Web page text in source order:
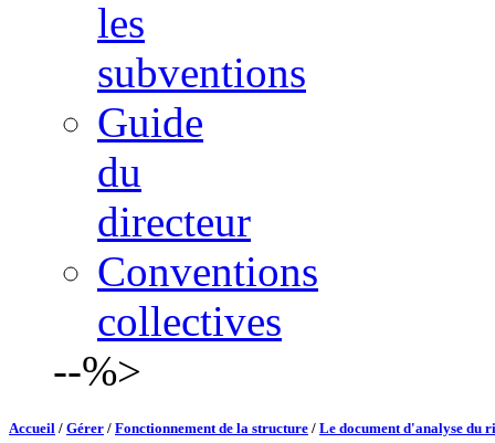
les
subventions
Guide
du
directeur
Conventions
collectives
--%>
Accueil / Gérer / Fonctionnement de la structure / Le document d'analyse du